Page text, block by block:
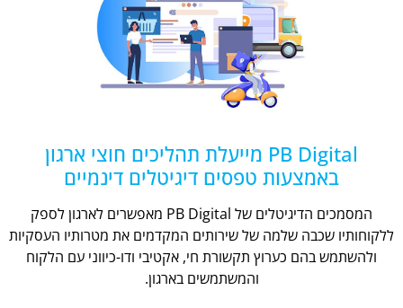
PB Digital מייעלת תהליכים חוצי ארגון
באמצעות טפסים דיגיטלים דינמיים
המסמכים הדיגיטלים של PB Digital מאפשרים לארגון לספק
ללקוחותיו שכבה שלמה של שירותים המקדמים את מטרותיו העסקיות
ולהשתמש בהם כערוץ תקשורת חי, אקטיבי ודו-כיווני עם הלקוח
והמשתמשים בארגון.